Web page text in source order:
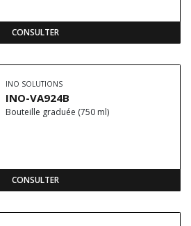
CONSULTER
INO SOLUTIONS
INO-VA924B
Bouteille graduée (750 ml)
CONSULTER